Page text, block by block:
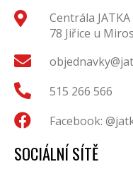
Centrála
78 Jiřice u
515 266 566
Facebook:
SOCIÁLNÍ SÍTĚ